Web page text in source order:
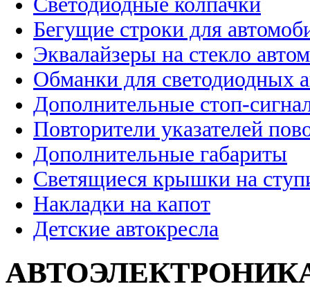
Бегущие строки для
Эквалайзеры на стекло
Обманки для светодиодных
Дополнительные стоп-
Повторители указателей
Дополнительные габариты
Светящиеся крышки на
Накладки на капот
Детские автокресла